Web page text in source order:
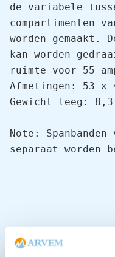
de variabele
compartimenten
worden gemaakt.
kan worden
ruimte voor 55
Afmetingen: 53 x
Gewicht leeg:
Note:
separaat worden